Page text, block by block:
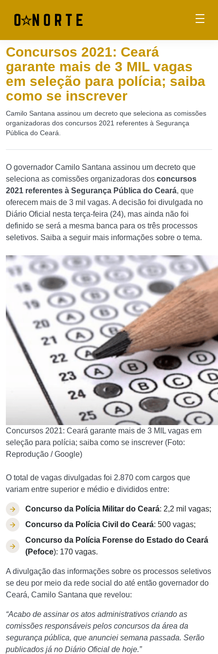
Concursos 2021: Ceará
garante mais de 3 MIL vagas
em seleção para polícia; saiba
como se inscrever
Camilo Santana assinou um decreto que seleciona as comissões
organizadoras dos concursos 2021 referentes à Segurança
Pública do Ceará.
O governador Camilo Santana assinou um decreto que
seleciona as comissões organizadoras dos concursos
2021 referentes à Segurança Pública do Ceará, que
oferecem mais de 3 mil vagas. A decisão foi divulgada no
Diário Oficial nesta terça-feira (24), mas ainda não foi
definido se será a mesma banca para os três processos
seletivos. Saiba a seguir mais informações sobre o tema.
Concursos 2021: Ceará garante mais de 3 MIL vagas em
seleção para polícia; saiba como se inscrever (Foto:
Reprodução / Google)
O total de vagas divulgadas foi 2.870 com cargos que
variam entre superior e médio e divididos entre:
Concurso da Polícia Militar do Ceará: 2,2 mil vagas;
Concurso da Polícia Civil do Ceará: 500 vagas;
Concurso da Polícia Forense do Estado do Ceará
(Pefoce): 170 vagas.
A divulgação das informações sobre os processos seletivos
se deu por meio da rede social do até então governador do
Ceará, Camilo Santana que revelou:
“Acabo de assinar os atos administrativos criando as
comissões responsáveis pelos concursos da área da
segurança pública, que anunciei semana passada. Serão
publicados já no Diário Oficial de hoje.”